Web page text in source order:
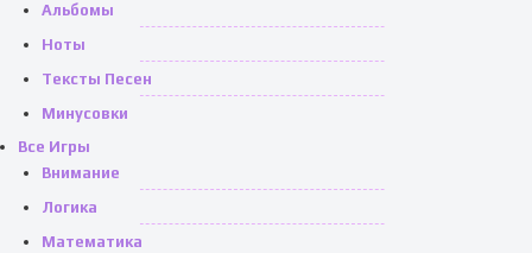
Альбомы
Ноты
Тексты Песен
Минусовки
Все Игры
Внимание
Логика
Математика